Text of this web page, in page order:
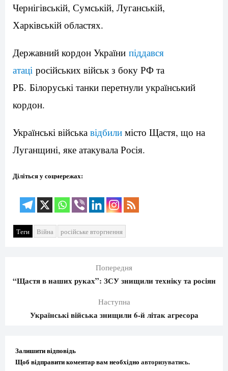
Чернігівській, Сумській, Луганській,
Харківській областях.
Державний кордон України піддався
атаці російських військ з боку РФ та
РБ. Білоруські танки перетнули український
кордон.
Українські війська відбили місто Щастя, що на
Луганщині, яке атакувала Росія.
Діліться у соцмережах:
Теги Війна російське вторгнення
Попередня
“Щастя в наших руках”: ЗСУ знищили техніку та росіян
Наступна
Українські війська знищили 6-й літак агресора
Залишити відповідь
Щоб відправити коментар вам необхідно авторизуватись.